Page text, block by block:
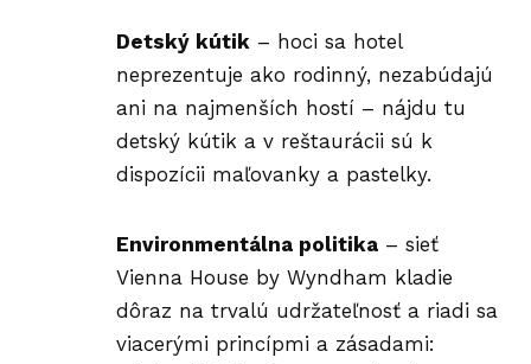
Detský kútik – hoci sa hotel
neprezentuje ako rodinný, nezabúdajú
ani na najmenších hostí – nájdu tu
detský kútik a v reštaurácii sú k
dispozícii maľovanky a pastelky.
Environmentálna politika – sieť
Vienna House by Wyndham kladie
dôraz na trvalú udržateľnosť a riadi sa
viacerými princípmi a zásadami: